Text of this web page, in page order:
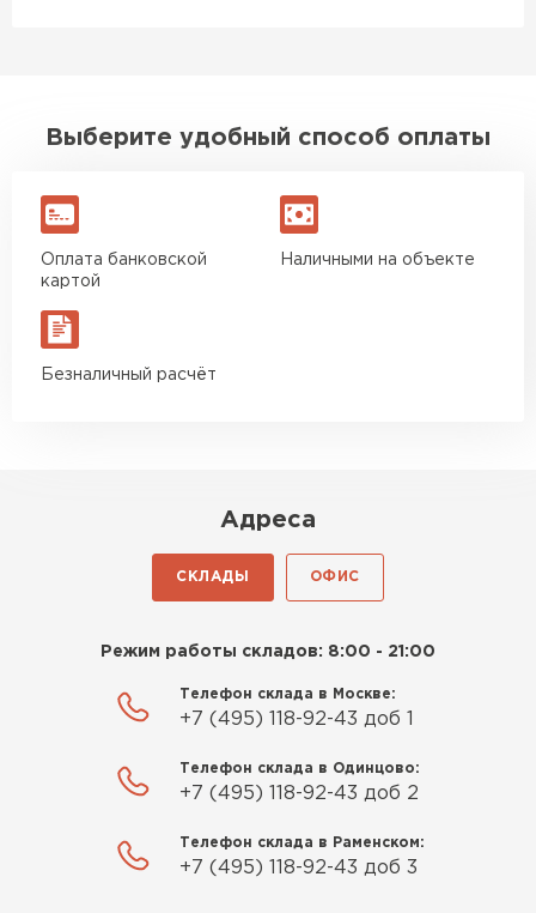
Выберите удобный способ оплаты
Оплата банковской
картой
Наличными на объекте
Безналичный расчёт
Адреса
СКЛАДЫ ОФИС
Режим работы складов: 8:00 - 21:00
Телефон склада в Москве:
+7 (495) 118-92-43 доб 1
Телефон склада в Одинцово:
+7 (495) 118-92-43 доб 2
Телефон склада в Раменском:
+7 (495) 118-92-43 доб 3